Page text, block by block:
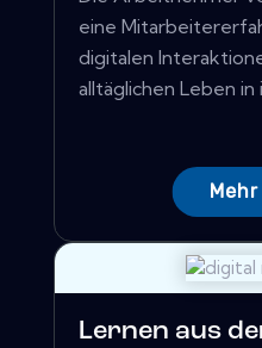
eine
digitalen
alltäglichen Leben in
Lernen aus